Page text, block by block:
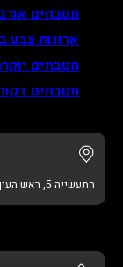
מטבחים
ארונות צבע
מטבחים
מטבחים
התעשייה 5, ראש העין